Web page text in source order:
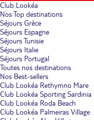
Club Lookéa
Nos Top destinations
Séjours Grèce
Séjours Espagne
Séjours Tunisie
Séjours Italie
Séjours Portugal
Toutes nos destinations
Nos Best-sellers
Club Lookéa Rethymno Mare
Club Lookéa Sporting Sardinia
Club Lookéa Roda Beach
Club Lookéa Palmeiras Village